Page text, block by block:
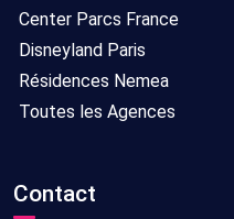
Center Parcs France
Disneyland Paris
Résidences Nemea
Toutes les Agences
Contact